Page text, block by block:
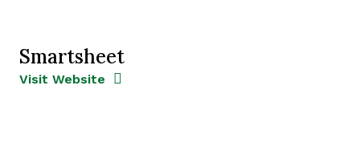
Smartsheet
Opens new window
Visit Website Opens New Window